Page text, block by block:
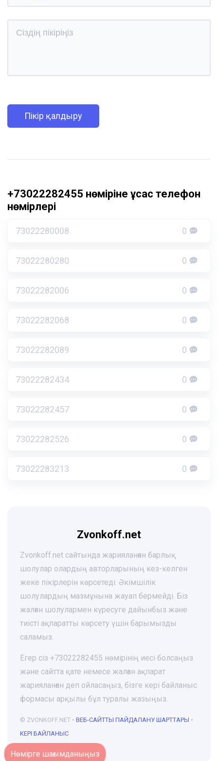
Пікір қалдыру
+73022282455 нөміріне ұқсас телефон
нөмірлері
73022280008 0
73022280280 0
73022282006 0
73022282068 0
73022282089 0
73022282434 0
73022282457 0
73022282526 0
73022283213 0
Zvonkoff.net
Zvonkoff.net сайтында жарияланған барлық
шолулар олардың авторларының кез-келген
жеке пікірлерін көрсетеді. Әкімшілік
шолулардың мазмұнына жауап бермейді. Біз
жалған шолулармен күресуге дайынбыз және
тиісті ақпаратты көрсету үшін барымызды
саламыз.
Егер сіз +73022282455 нөмірінің иесі болсаңыз
және сайтта қате немесе жалған ақпарат
жарияланған деп ойласаңыз, бізге кері байланыс
формасы арқылы бұл туралы жазыңыз.
© ZVONKOFF.NET • ВЕБ-CАЙТТЫ ПАЙДАЛАНУ ШАРТТАРЫ •
КЕРІ БАЙЛАНЫС
Нөмірге шағымданыңыз